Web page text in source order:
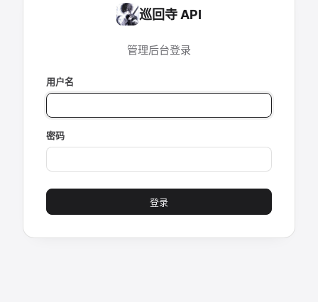
巡回寺 API
管理后台登录
用户名
密码
登录